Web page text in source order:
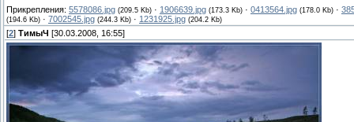
Прикрепления: 5578086.jpg (209.5 Kb) · 1906639.jpg (173.3 Kb) · 0413564.jpg (178.0 Kb) ·
(194.6 Kb) · 7002545.jpg (244.3 Kb) · 1231925.jpg (204.2 Kb)
[2] ТимыЧ [30.03.2008, 16:55]